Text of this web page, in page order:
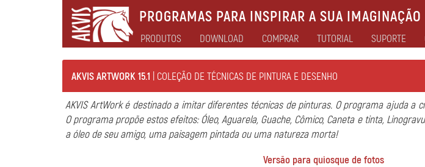
PROGRAMAS PARA INSPIRAR A SUA IMAGINAÇÃO
PRODUTOS DOWNLOAD COMPRAR TUTORIAL SUPORTE
AKVIS ARTWORK 15.1 | COLEÇÃO DE TÉCNICAS DE PINTURA E DESENHO
AKVIS ArtWork é destinado a imitar diferentes técnicas de pinturas. O programa ajuda a
O programa propõe estos efeitos: Óleo, Aguarela, Guache, Cômico, Caneta e tinta,
a óleo de seu amigo, uma paisagem pintada ou uma natureza morta!
Versão para quiosque de fotos